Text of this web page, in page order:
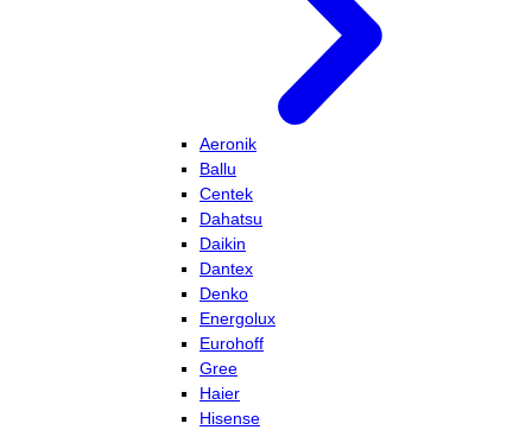
Aeronik
Ballu
Centek
Dahatsu
Daikin
Dantex
Denko
Energolux
Eurohoff
Gree
Haier
Hisense